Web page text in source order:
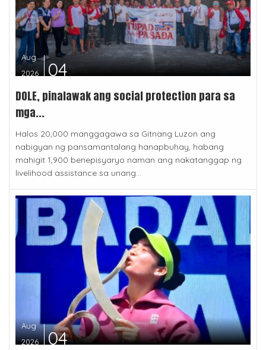
Aug
2026
04
DOLE, pinalawak ang social protection para sa
mga...
Halos 20,000 manggagawa sa Gitnang Luzon ang
nabigyan ng pansamantalang hanapbuhay, habang
mahigit 1,900 benepisyaryo naman ang nakatanggap ng
livelihood assistance sa unang...
Aug
2026
04